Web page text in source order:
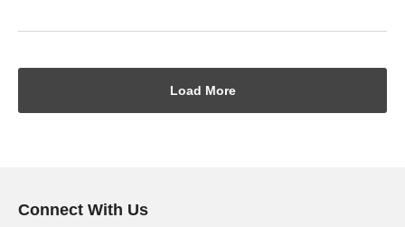
Load More
Connect With Us